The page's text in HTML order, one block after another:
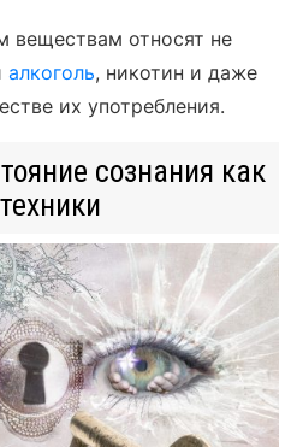
веществам относят не
алкоголь, никотин и даже
их употребления.
сознания как